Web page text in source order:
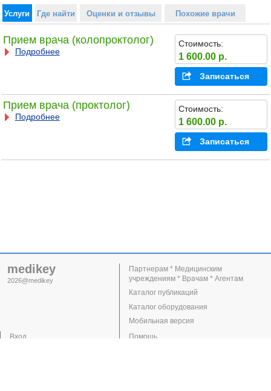
Услуги Где найти Оценки и отзывы Похожие врачи
Прием врача (колопроктолог)
Подробнее
Стоимость:
1 600.00 р.
Записаться
Прием врача (проктолог)
Подробнее
Стоимость:
1 600.00 р.
Записаться
medikey
2026@medikey
Вход
Партнерам * Медицинским
учреждениям * Врачам * Агентам
Каталог публикаций
Каталог оборудования
Мобильная версия
Помощь